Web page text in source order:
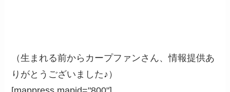
（生まれる前からカープファンさん、情報提供あ
りがとうございました♪）